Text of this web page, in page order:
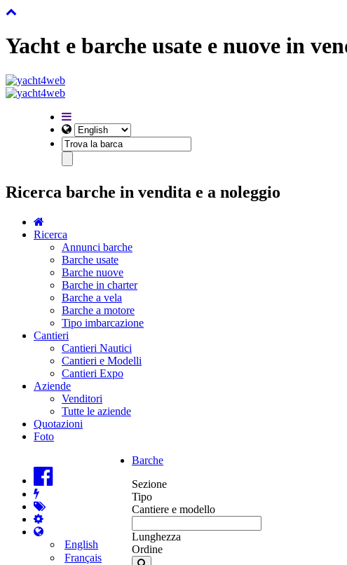
Yacht e barche usate e nuove in
Ricerca barche in vendita e a noleggio
Ricerca
Annunci barche
Barche usate
Barche nuove
Barche in charter
Barche a vela
Barche a motore
Tipo imbarcazione
Cantieri
Cantieri Nautici
Cantieri e Modelli
Cantieri Expo
Aziende
Venditori
Tutte le aziende
Quotazioni
Foto
English
Français
Barche
Sezione
Tipo
Cantiere e modello
Lunghezza
Ordine